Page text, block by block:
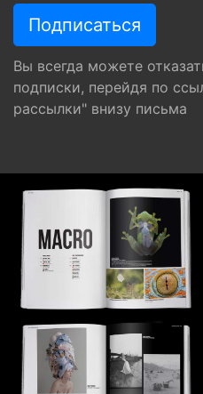
Вы всегда можете
подписки, перейдя по
рассылки" внизу письма